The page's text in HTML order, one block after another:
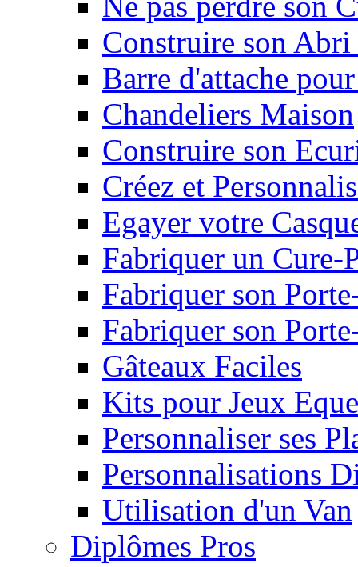
Construire son
Barre d'attache
Chandeliers Maison
Construire son
Créez et
Egayer votre
Fabriquer un Cure-
Fabriquer son
Fabriquer son
Gâteaux Faciles
Kits pour Jeux
Personnaliser ses
Personnalisations
Utilisation d'un Van
Diplômes Pros